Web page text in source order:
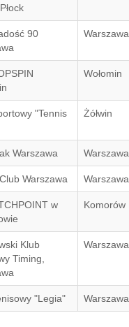
90
Warszawa
Wołomin
"Tennis
Żółwin
Warszawa Warszawa
Warszawa Warszawa
w
Komorów
Klub
Timing,
Warszawa
"Legia" Warszawa